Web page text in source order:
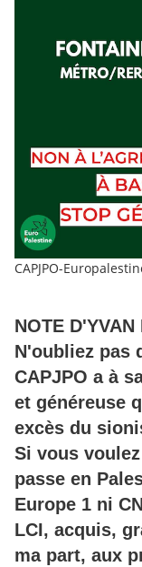
CAPJPO-
NOTE D'YVAN
N'oubliez pas
CAPJPO a à
et généreuse
excès du
Si vous
passe en
Europe 1 ni
LCI, acquis,
ma part, aux